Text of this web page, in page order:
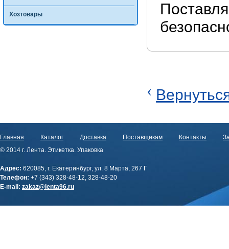
Хозтовары
‹
Главная Каталог Доставка Поставщикам Контакты
© 2014 г. Лента. Этикетка. Упаковка
Адрес: 620085, г. Екатеринбург, ул. 8 Марта, 267 Г
Телефон: +7 (343) 328-48-12, 328-48-20
E-mail: zakaz@lenta96.ru